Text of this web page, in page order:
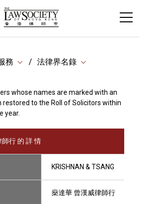
務 法律界名錄
whose names are marked with an
restored to the Roll of Solicitors within
year.
行 的 詳 情
KRISHNAN & TSANG
燊達華 曾漢威律師行